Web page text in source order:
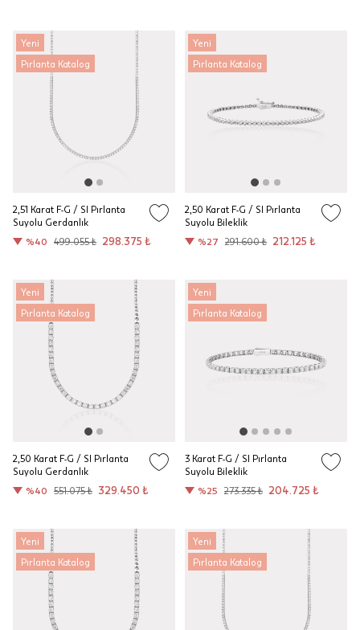
Yeni
Pırlanta Katalog
2,51 Karat F-G / SI Pırlanta
Suyolu Gerdanlık
%40
499.055 ₺ 298.375 ₺
Yeni
Pırlanta Katalog
2,50 Karat F-G / SI Pırlanta
Suyolu Bileklik
%27
291.600 ₺ 212.125 ₺
Yeni
Pırlanta Katalog
2,50 Karat F-G / SI Pırlanta
Suyolu Gerdanlık
%40
551.075 ₺ 329.450 ₺
Yeni
Pırlanta Katalog
3 Karat F-G / SI Pırlanta
Suyolu Bileklik
%25
273.335 ₺ 204.725 ₺
Yeni
Pırlanta Katalog
Yeni
Pırlanta Katalog